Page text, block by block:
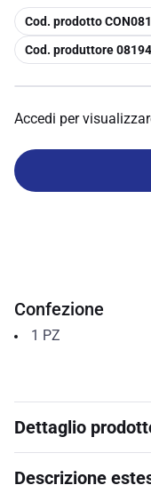
copia
Cod. prodotto
copia
Cod. produttore
Accedi per
Confezione
1 PZ
Dettaglio
Descrizione